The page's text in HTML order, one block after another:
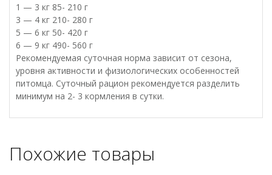
1 — 3 кг 85- 210 г
3 — 4 кг 210- 280 г
5 — 6 кг 50- 420 г
6 — 9 кг 490- 560 г
Рекомендуемая суточная норма зависит от сезона,
уровня активности и физиологических особенностей
питомца. Суточный рацион рекомендуется разделить
минимум на 2- 3 кормления в сутки.
Похожие товары